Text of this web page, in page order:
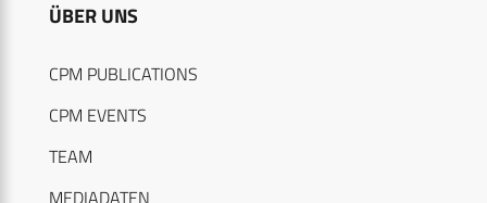
ÜBER UNS
CPM PUBLICATIONS
CPM EVENTS
TEAM
MEDIADATEN